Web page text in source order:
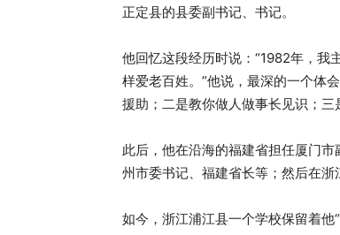
正定县的县委副书记、书记。
他回忆这段经历时说：“1982年，我
样爱老百姓。”他说，最深的一个体
援助；二是教你做人做事长见识；三
此后，他在沿海的福建省担任厦门
州市委书记、福建省长等；然后在浙
如今，浙江浦江县一个学校保留着